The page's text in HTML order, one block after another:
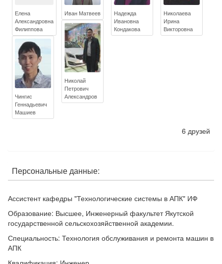
Елена
Александровна
Филиппова
Иван Матвеев
Надежда
Ивановна
Кондакова
Николаева
Ирина
Викторовна
Николай
Петрович
Александров
Чингис
Геннадьевич
Машиев
6 друзей
Персональные данные:
Ассистент кафедры "Технологические системы в АПК" ИФ
Образование: Высшее, Инженерный факультет Якутской
государственной сельскохозяйственной академии.
Специальность: Технология обслуживания и ремонта машин в
АПК